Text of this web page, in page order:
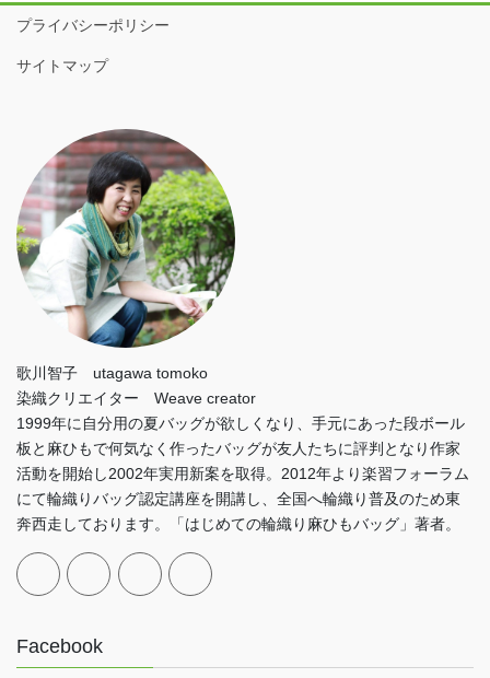
プライバシーポリシー
サイトマップ
歌川智子 utagawa tomoko
染織クリエイター Weave creator
1999年に自分用の夏バッグが欲しくなり、手元にあった段ボール
板と麻ひもで何気なく作ったバッグが友人たちに評判となり作家
活動を開始し2002年実用新案を取得。2012年より楽習フォーラム
にて輪織りバッグ認定講座を開講し、全国へ輪織り普及のため東
奔西走しております。「はじめての輪織り麻ひもバッグ」著者。
Facebook